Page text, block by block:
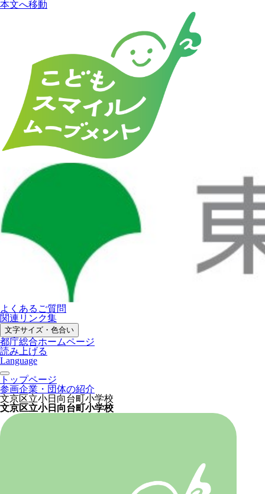
本文へ移動
よくあるご質問
関連リンク集
文字サイズ・色合い
都庁総合ホームページ
読み上げる
Language
トップページ
参画企業・団体の紹介
文京区立小日向台町小学校
文京区立小日向台町小学校